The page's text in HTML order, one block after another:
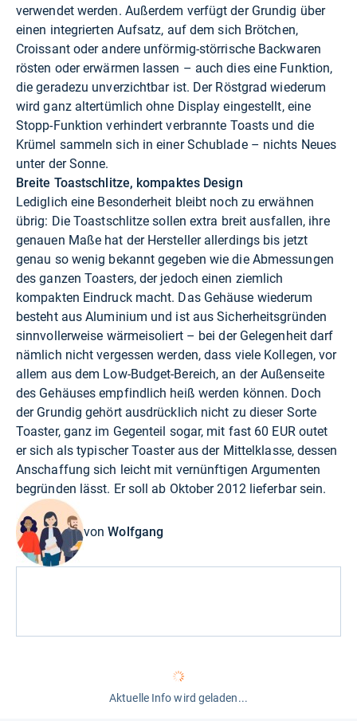
verwendet werden. Außerdem verfügt der Grundig über
einen integrierten Aufsatz, auf dem sich Brötchen,
Croissant oder andere unförmig-störrische Backwaren
rösten oder erwärmen lassen – auch dies eine Funktion,
die geradezu unverzichtbar ist. Der Röstgrad wiederum
wird ganz altertümlich ohne Display eingestellt, eine
Stopp-Funktion verhindert verbrannte Toasts und die
Krümel sammeln sich in einer Schublade – nichts Neues
unter der Sonne.
Breite Toastschlitze, kompaktes Design
Lediglich eine Besonderheit bleibt noch zu erwähnen
übrig: Die Toastschlitze sollen extra breit ausfallen, ihre
genauen Maße hat der Hersteller allerdings bis jetzt
genau so wenig bekannt gegeben wie die Abmessungen
des ganzen Toasters, der jedoch einen ziemlich
kompakten Eindruck macht. Das Gehäuse wiederum
besteht aus Aluminium und ist aus Sicherheitsgründen
sinnvollerweise wärmeisoliert – bei der Gelegenheit darf
nämlich nicht vergessen werden, dass viele Kollegen, vor
allem aus dem Low-Budget-Bereich, an der Außenseite
des Gehäuses empfindlich heiß werden können. Doch
der Grundig gehört ausdrücklich nicht zu dieser Sorte
Toaster, ganz im Gegenteil sogar, mit fast 60 EUR outet
er sich als typischer Toaster aus der Mittelklasse, dessen
Anschaffung sich leicht mit vernünftigen Argumenten
begründen lässt. Er soll ab Oktober 2012 lieferbar sein.
vonWolfgang
Aktuelle Info wird geladen...